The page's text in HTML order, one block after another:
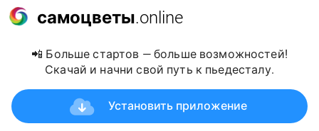
самоцветы.online
📲 Больше стартов — больше возможностей!
Скачай и начни свой путь к пьедесталу.
Установить приложение